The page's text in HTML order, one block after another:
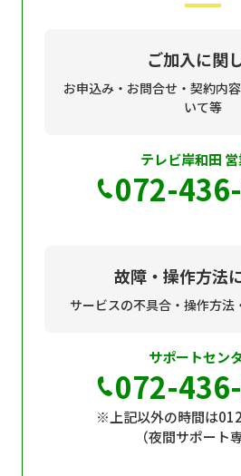
ご加入に関
お申込み・お問合せ・契約内
いて等
テレビ岸和田
072-
故障・操作方法
サービスの不具合・操作方法
サポートセン
072-
※上記以外の時間は
（夜間サポート